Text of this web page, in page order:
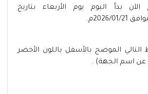
بدأ اليوم يوم الأربعاء بتاريخ
التالي الموضح بالأسفل باللون الأخضر
عن اسم الجهة) .